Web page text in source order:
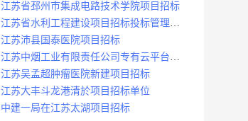
江苏省邳州市集成电路技术学院项目招标
江苏省水利工程建设项目招标投标管理办
法
江苏沛县国泰医院项目招标
江苏中烟工业有限责任公司专有云平台扩
容项目招标
江苏吴孟超肿瘤医院新建项目招标
江苏大丰斗龙港清於项目招标单位
中建一局在江苏太湖项目招标